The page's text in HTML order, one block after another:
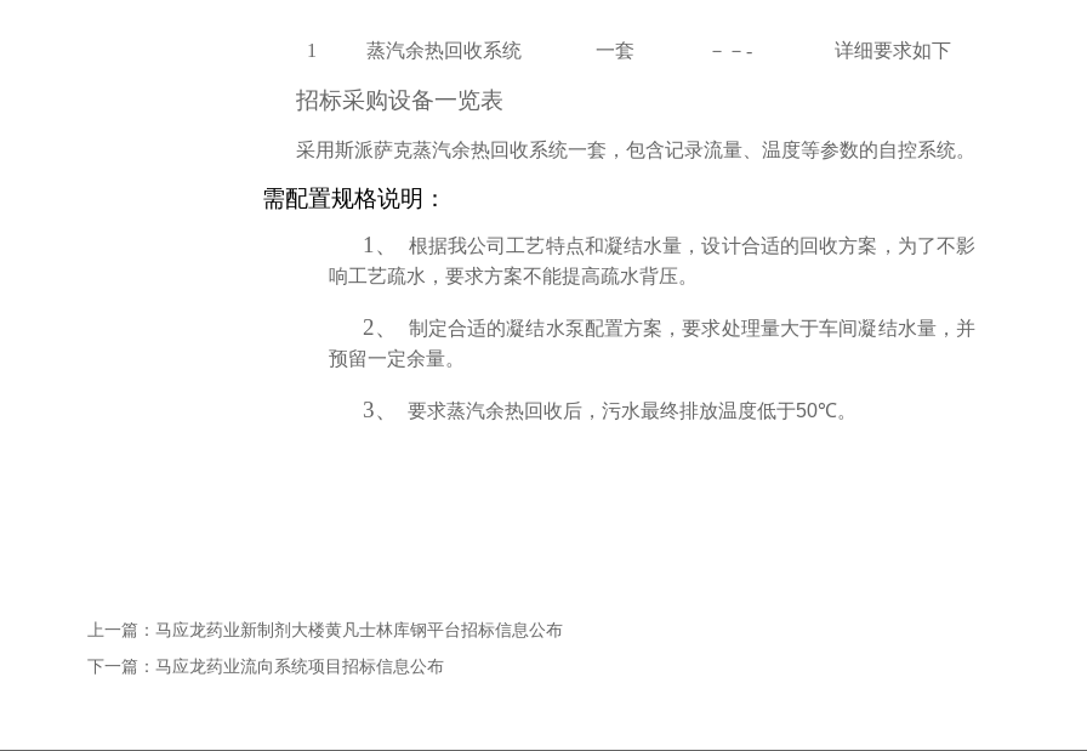
1 蒸汽余热回收系统 一套 －－ - 详细要求如下
招标采购设备一览表
采用斯派萨克蒸汽余热回收系统一套，包含记录流量、温度等参数的自控系统。
需配置规格说明：
1、
根据我公司工艺特点和凝结水量，设计合适的回收方案，为了不影
响工艺疏水，要求方案不能提高疏水背压。
2、
制定合适的凝结水泵配置方案，要求处理量大于车间凝结水量，并
预留一定余量。
3、 要求蒸汽余热回收后，污水最终排放温度低于50℃。
上一篇： 马应龙药业新制剂大楼黄凡士林库钢平台招标信息公布
下一篇： 马应龙药业流向系统项目招标信息公布